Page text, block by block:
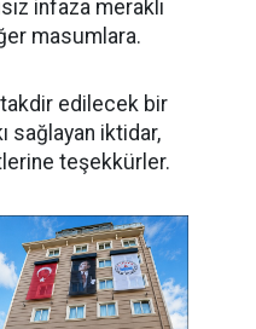
infaza meraklı
masumlara.
edilecek bir
sağlayan iktidar,
teşekkürler.